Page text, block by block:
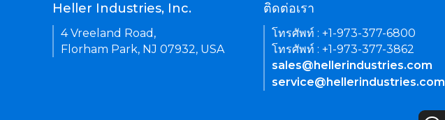
Heller Industries, Inc.
4 Vreeland Road,
Florham Park, NJ 07932, USA
ติดต่อเรา
โทรศัพท์ : +1-973-377-6800
โทรศัพท์ : +1-973-377-3862
sales@hellerindustries.com
service@hellerindustries.com